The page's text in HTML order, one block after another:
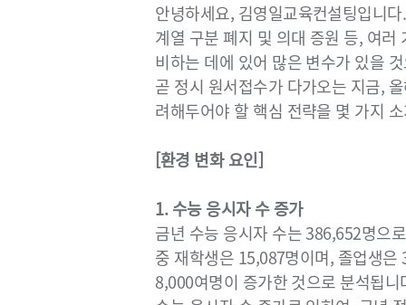
안녕하세요, 김영일교육컨설팅입니다.
계열 구분 폐지 및 의대 증원 등, 여
비하는 데에 있어 많은 변수가 있을
곧 정시 원서접수가 다가오는 지금,
려해두어야 할 핵심 전략을 몇 가지
[환경 변화 요인]
1. 수능 응시자 수 증가
금년 수능 응시자 수는 386,652명으
중 재학생은 15,087명이며, 졸업생
8,000여명이 증가한 것으로 분석됩니